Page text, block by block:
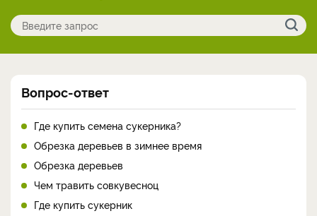
Вопрос-ответ
Где купить семена сукерника?
Обрезка деревьев в зимнее время
Обрезка деревьев
Чем травить совкувесноц
Где купить сукерник